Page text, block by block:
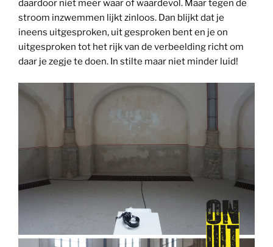
daardoor niet meer waar of waardevol. Maar tegen de
stroom inzwemmen lijkt zinloos. Dan blijkt dat je
ineens uitgesproken, uit gesproken bent en je on
uitgesproken tot het rijk van de verbeelding richt om
daar je zegje te doen. In stilte maar niet minder luid!